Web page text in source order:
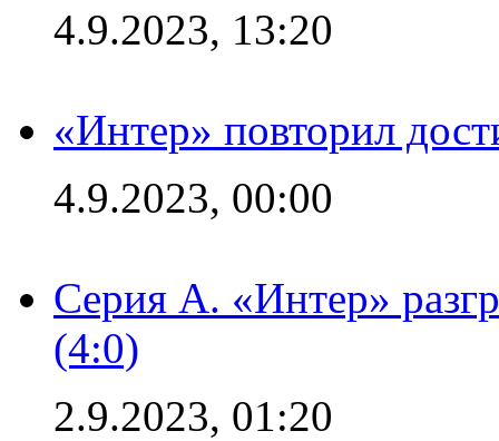
4.9.2023, 13:20
«Интер» повторил
4.9.2023, 00:00
Серия А. «Интер»
(4:0)
2.9.2023, 01:20